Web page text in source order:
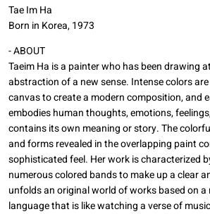
Tae Im Ha
Born in Korea, 1973
- ABOUT
Taeim Ha is a painter who has been drawing
abstraction of a new sense. Intense colors
canvas to create a modern composition, and
embodies human thoughts, emotions,
contains its own meaning or story. The
and forms revealed in the overlapping paint
sophisticated feel. Her work is characterized
numerous colored bands to make up a clear
unfolds an original world of works based on
language that is like watching a verse of